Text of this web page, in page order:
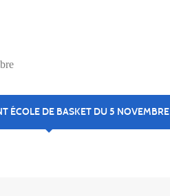
ÉCOLE DE BASKET DU 5 NOVEMBRE